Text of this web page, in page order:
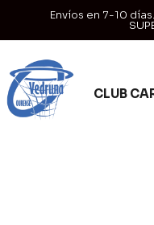
Envíos en 7-10 días.
CLUB